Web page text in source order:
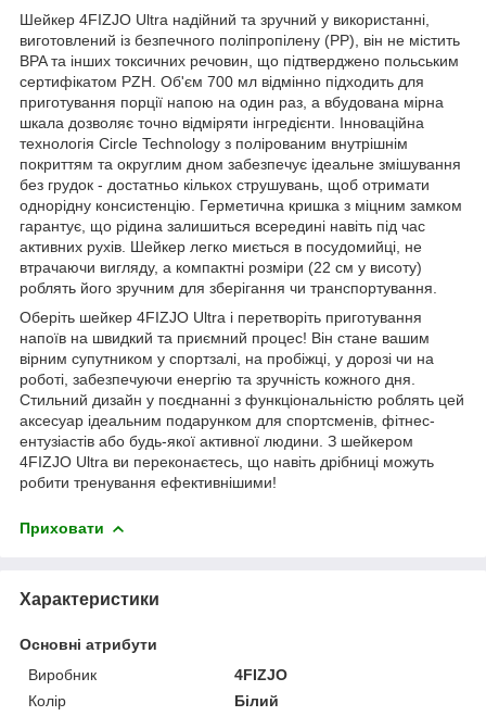
Шейкер 4FIZJO Ultra надійний та зручний у використанні,
виготовлений із безпечного поліпропілену (PP), він не містить
BPA та інших токсичних речовин, що підтверджено польським
сертифікатом PZH. Об'єм 700 мл відмінно підходить для
приготування порції напою на один раз, а вбудована мірна
шкала дозволяє точно відміряти інгредієнти. Інноваційна
технологія Circle Technology з полірованим внутрішнім
покриттям та округлим дном забезпечує ідеальне змішування
без грудок - достатньо кількох струшувань, щоб отримати
однорідну консистенцію. Герметична кришка з міцним замком
гарантує, що рідина залишиться всередині навіть під час
активних рухів. Шейкер легко миється в посудомийці, не
втрачаючи вигляду, а компактні розміри (22 см у висоту)
роблять його зручним для зберігання чи транспортування.
Оберіть шейкер 4FIZJO Ultra і перетворіть приготування
напоїв на швидкий та приємний процес! Він стане вашим
вірним супутником у спортзалі, на пробіжці, у дорозі чи на
роботі, забезпечуючи енергію та зручність кожного дня.
Стильний дизайн у поєднанні з функціональністю роблять цей
аксесуар ідеальним подарунком для спортсменів, фітнес-
ентузіастів або будь-якої активної людини. З шейкером
4FIZJO Ultra ви переконаєтесь, що навіть дрібниці можуть
робити тренування ефективнішими!
Приховати
Характеристики
Основні атрибути
Виробник
4FIZJO
Колір
Білий